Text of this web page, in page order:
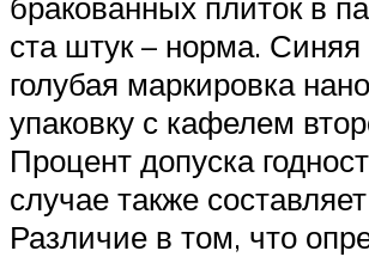
ста штук – норма. Синяя
голубая маркировка
упаковку с кафелем
Процент допуска
случае также
Различие в том, что